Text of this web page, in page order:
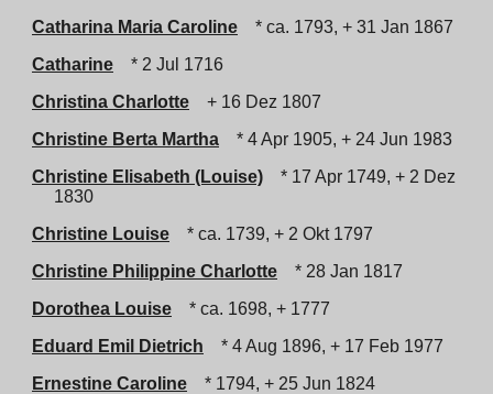
Catharina Maria Caroline
* ca. 1793, + 31 Jan 1867
Catharine
* 2 Jul 1716
Christina Charlotte
+ 16 Dez 1807
Christine Berta Martha
* 4 Apr 1905, + 24 Jun 1983
Christine Elisabeth (Louise)
* 17 Apr 1749, + 2 Dez
1830
Christine Louise
* ca. 1739, + 2 Okt 1797
Christine Philippine Charlotte
* 28 Jan 1817
Dorothea Louise
* ca. 1698, + 1777
Eduard Emil Dietrich
* 4 Aug 1896, + 17 Feb 1977
Ernestine Caroline
* 1794, + 25 Jun 1824